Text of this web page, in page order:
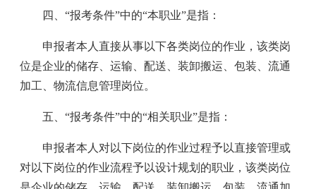
四、“报考条件”中的“本职业”是指：
申报者本人直接从事以下各类岗位的作业，该类岗
位是企业的储存、运输、配送、装卸搬运、包装、流通
加工、物流信息管理岗位。
五、“报考条件”中的“相关职业”是指：
申报者本人对以下岗位的作业过程予以直接管理或
对以下岗位的作业流程予以设计规划的职业，该类岗位